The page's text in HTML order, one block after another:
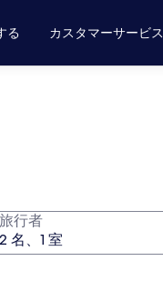
る カスタマーサービス
旅行者